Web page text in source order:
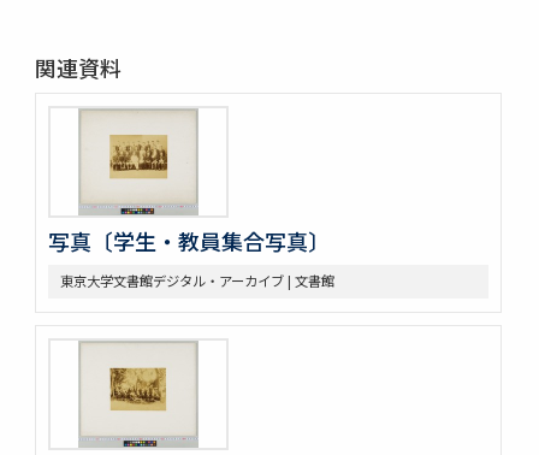
関連資料
写真〔学生・教員集合写真〕
東京大学文書館デジタル・アーカイブ | 文書館